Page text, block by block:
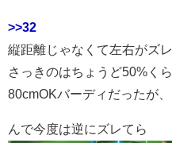
>>32
縦距離じゃなくて左右がズ
さっきのはちょうど50%く
80cmOKバーディだったが
んで今度は逆にズレてら